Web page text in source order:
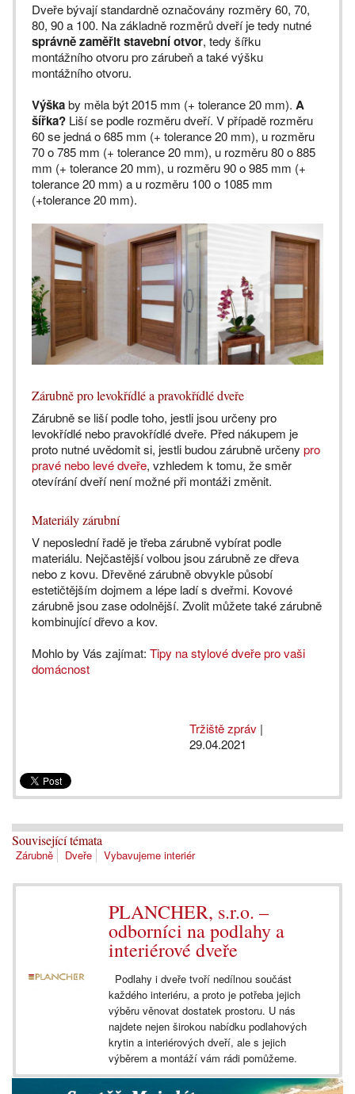
Dveře bývají standardně označovány rozměry 60, 70,
80, 90 a 100. Na základně rozměrů dveří je tedy nutné
správně zaměřit stavební otvor, tedy šířku
montážního otvoru pro zárubeň a také výšku
montážního otvoru.
Výškaby měla být 2015 mm (+ tolerance 20 mm). A
šířka? Liší se podle rozměru dveří. V případě rozměru
60 se jedná o 685 mm (+ tolerance 20 mm), u rozměru
70 o 785 mm (+ tolerance 20 mm), u rozměru 80 o 885
mm (+ tolerance 20 mm), u rozměru 90 o 985 mm (+
tolerance 20 mm) a u rozměru 100 o 1085 mm
(+tolerance 20 mm).
Zárubně pro levokřídlé a pravokřídlé dveře
Zárubně se liší podle toho, jestli jsou určeny pro
levokřídlé nebo pravokřídlé dveře. Před nákupem je
proto nutné uvědomit si, jestli budou zárubně určeny pro
pravé nebo levé dveře, vzhledem k tomu, že směr
otevírání dveří není možné při montáži změnit.
Materiály zárubní
V neposlední řadě je třeba zárubně vybírat podle
materiálu. Nejčastější volbou jsou zárubně ze dřeva
nebo z kovu. Dřevěné zárubně obvykle působí
estetičtějším dojmem a lépe ladí s dveřmi. Kovové
zárubně jsou zase odolnější. Zvolit můžete také zárubně
kombinující dřevo a kov.
Mohlo by Vás zajímat: Tipy na stylové dveře pro vaši
domácnost
Tržiště zpráv |
29.04.2021
Související témata
Zárubně Dveře Vybavujeme interiér
PLANCHER, s.r.o. –
odborníci na podlahy a
interiérové dveře
Podlahy i dveře tvoří nedílnou součást
každého interiéru, a proto je potřeba jejich
výběru věnovat dostatek prostoru. U nás
najdete nejen širokou nabídku podlahových
krytin a interiérových dveří, ale s jejich
výběrem a montáží vám rádi pomůžeme.